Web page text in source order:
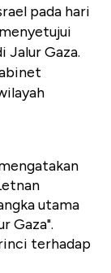
pada hari
Jalur Gaza.
utama
Gaza".
terhadap